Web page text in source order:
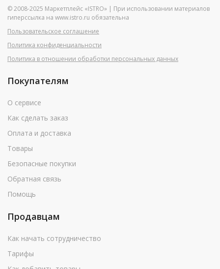
© 2008-2025 Маркетплейс «ISTRO» | При использовании материалов
гиперссылка на www.istro.ru обязательна
Пользовательское соглашение
Политика конфиденциальности
Политика в отношении обработки персональных данных
Покупателям
О сервисе
Как сделать заказ
Оплата и доставка
Товары
Безопасные покупки
Обратная связь
Помощь
Продавцам
Как начать сотрудничество
Тарифы